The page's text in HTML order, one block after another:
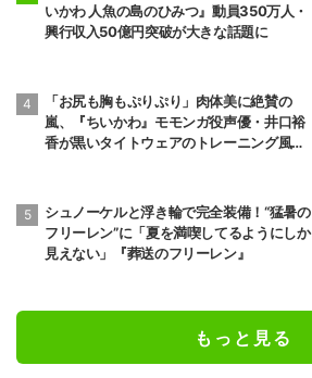
いかわ 人魚の島のひみつ』動員350万人・
興行収入50億円突破が大きな話題に
「お尻も胸もぷりぷり」肉体美に絶賛の
嵐、『ちいかわ』モモンガ役声優・井口裕
香が黒いタイトウェアのトレーニング風景
シュノーケルと浮き輪で完全装備！“猛暑の
フリーレン”に「夏を満喫してるようにしか
見えない」『葬送のフリーレン』
もっと見る